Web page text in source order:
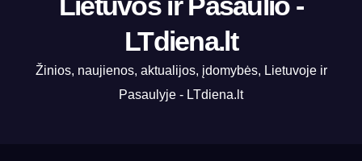
LTdiena.lt
Žinios, naujienos, aktualijos, įdomybės, Lietuvoje ir
Pasaulyje - LTdiena.lt